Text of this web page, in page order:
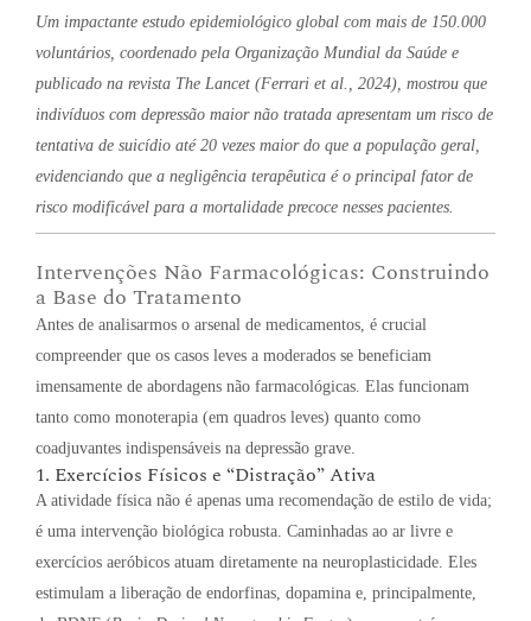
Um impactante estudo epidemiológico global com mais de 150.000
voluntários, coordenado pela Organização Mundial da Saúde e
publicado na revista The Lancet (Ferrari et al., 2024), mostrou que
indivíduos com depressão maior não tratada apresentam um risco de
tentativa de suicídio até 20 vezes maior do que a população geral,
evidenciando que a negligência terapêutica é o principal fator de
risco modificável para a mortalidade precoce nesses pacientes.
Intervenções Não Farmacológicas: Construindo
a Base do Tratamento
Antes de analisarmos o arsenal de medicamentos, é crucial
compreender que os casos leves a moderados se beneficiam
imensamente de abordagens não farmacológicas. Elas funcionam
tanto como monoterapia (em quadros leves) quanto como
coadjuvantes indispensáveis na depressão grave.
1. Exercícios Físicos e “Distração” Ativa
A atividade física não é apenas uma recomendação de estilo de vida;
é uma intervenção biológica robusta. Caminhadas ao ar livre e
exercícios aeróbicos atuam diretamente na neuroplasticidade. Eles
estimulam a liberação de endorfinas, dopamina e, principalmente,